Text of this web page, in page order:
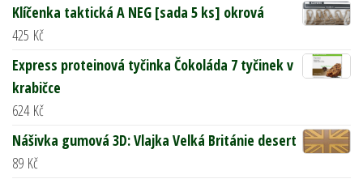
Klíčenka taktická A NEG [sada 5 ks] okrová
425 Kč
Express proteinová tyčinka Čokoláda 7 tyčinek v
krabičce
624 Kč
Nášivka gumová 3D: Vlajka Velká Británie desert
89 Kč